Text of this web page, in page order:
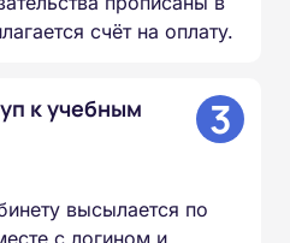
счёт на оплату.
к учебным
3
высылается по